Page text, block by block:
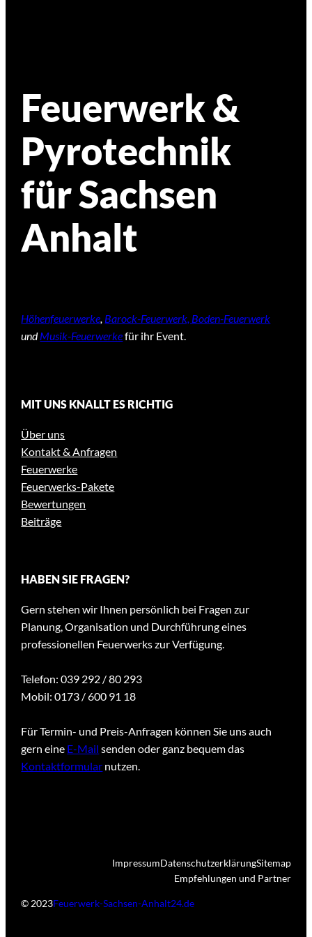
Feuerwerk &
Pyrotechnik
für Sachsen
Anhalt
Höhenfeuerwerke, Barock-Feuerwerk, Boden-Feuerwerk
undMusik-Feuerwerkefür ihr Event.
MIT UNS KNALLT ES RICHTIG
Über uns
Kontakt & Anfragen
Feuerwerke
Feuerwerks-Pakete
Bewertungen
Beiträge
HABEN SIE FRAGEN?
Gern stehen wir Ihnen persönlich bei Fragen zur
Planung, Organisation und Durchführung eines
professionellen Feuerwerks zur Verfügung.
Telefon: 039 292 / 80 293
Mobil: 0173 / 600 91 18
Für Termin- und Preis-Anfragen können Sie uns auch
gern eine E-Mail senden oder ganz bequem das
Kontaktformular nutzen.
© 2023Feuerwerk-Sachsen-Anhalt24.de
ImpressumDatenschutzerklärungSitemap
Empfehlungen und Partner